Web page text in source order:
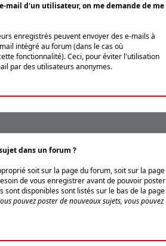
mail d'un utilisateur, on me demande de me
enregistrés peuvent envoyer des e-mails à
intégré au forum (dans le cas où
fonctionnalité). Ceci, pour éviter l'utilisation
par des utilisateurs anonymes.
dans un forum ?
soit sur la page du forum, soit sur la page
de vous enregistrer avant de pouvoir poster
sont disponibles sont listés sur le bas de la page
pouvez poster de nouveaux sujets, vous pouvez